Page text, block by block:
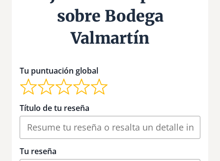
sobre Bodega
Valmartín
Tu puntuación global
Título de tu reseña
Tu reseña